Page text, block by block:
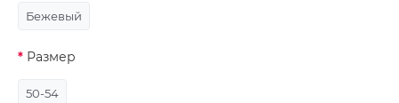
Бежевый
Размер
50-54